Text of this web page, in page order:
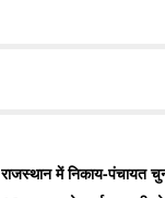
राजस्थान में निकाय-पंचायत